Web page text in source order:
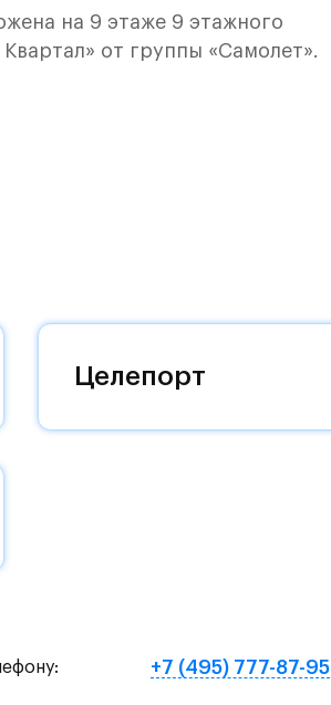
на 9 этаже 9 этажного
от группы «Самолет».
закрытый двор без
Одинцово».
Целепорт
+7 (495) 777-87-95